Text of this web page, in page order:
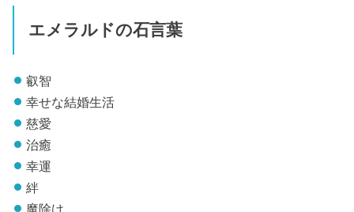
エメラルドの石言葉
叡智
幸せな結婚生活
慈愛
治癒
幸運
絆
魔除け